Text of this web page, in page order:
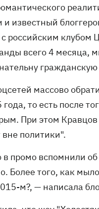
и известный
с российским
всего 4 месяца,
массово
то есть после
При этом
политики".
в промо вспомнили
Более того, как
м?, — написала